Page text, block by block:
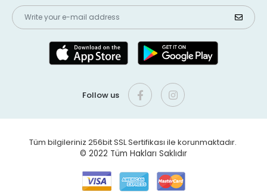
Follow us
Tüm bilgileriniz 256bit SSL Sertifikası ile korunmaktadır.
© 2022 Tüm Hakları Saklıdır